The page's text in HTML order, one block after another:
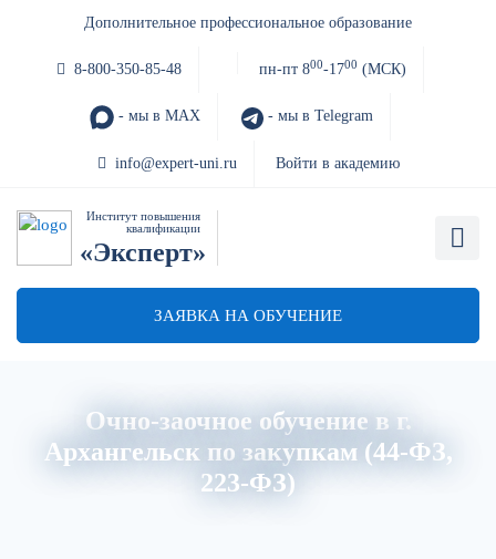
Дополнительное профессиональное образование
8-800-350-85-48 пн-пт 800-1700 (МСК)
- мы в MAX - мы в Telegram
info@expert-uni.ru Войти в академию
Институт повышения
квалификации
«Эксперт»
ЗАЯВКА НА ОБУЧЕНИЕ
Очно-заочное обучение в г.
Архангельск по закупкам (44-ФЗ,
223-ФЗ)